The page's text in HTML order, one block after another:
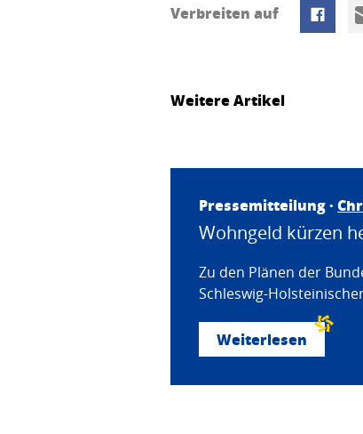
Verbreiten auf
Weitere Artikel
Pressemitteilung ·
Wohngeld kürzen
Zu den Plänen der
Schleswig-
Weiterlesen